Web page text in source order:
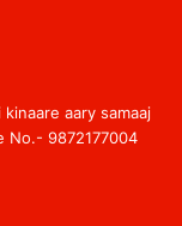
aary samaaj
No.- 9872177004